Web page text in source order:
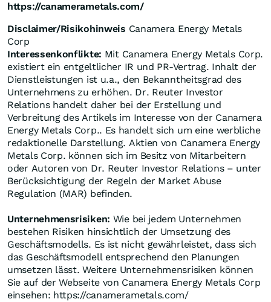
https://canamerametals.com/
Disclaimer/Risikohinweis Canamera Energy Metals
Corp
Interessenkonflikte: Mit Canamera Energy Metals Corp.
existiert ein entgeltlicher IR und PR-Vertrag. Inhalt der
Dienstleistungen ist u.a., den Bekanntheitsgrad des
Unternehmens zu erhöhen. Dr. Reuter Investor
Relations handelt daher bei der Erstellung und
Verbreitung des Artikels im Interesse von der Canamera
Energy Metals Corp.. Es handelt sich um eine werbliche
redaktionelle Darstellung. Aktien von Canamera Energy
Metals Corp. können sich im Besitz von Mitarbeitern
oder Autoren von Dr. Reuter Investor Relations – unter
Berücksichtigung der Regeln der Market Abuse
Regulation (MAR) befinden.
Unternehmensrisiken: Wie bei jedem Unternehmen
bestehen Risiken hinsichtlich der Umsetzung des
Geschäftsmodells. Es ist nicht gewährleistet, dass sich
das Geschäftsmodell entsprechend den Planungen
umsetzen lässt. Weitere Unternehmensrisiken können
Sie auf der Webseite von Canamera Energy Metals Corp
einsehen: https://canamerametals.com/